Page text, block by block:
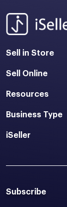
Sell in Store
Sell Online
Resources
Business Type
iSeller
Subscribe